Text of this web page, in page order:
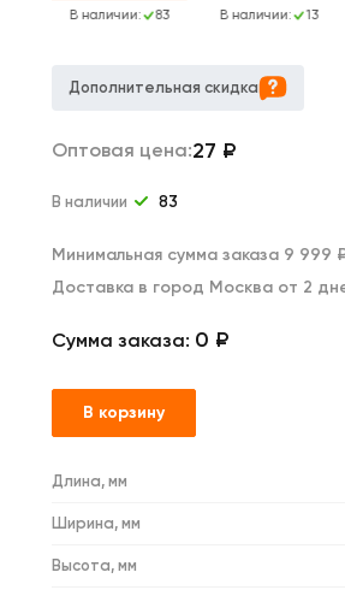
В наличии: 83 В наличии: 13
Дополнительная скидка
Оптовая цена:27 ₽
В наличии 83
Минимальная сумма заказа 9 999
Доставка в город Москва от 2
Сумма заказа: 0 ₽
В корзину
Длина, мм
Ширина, мм
Высота, мм